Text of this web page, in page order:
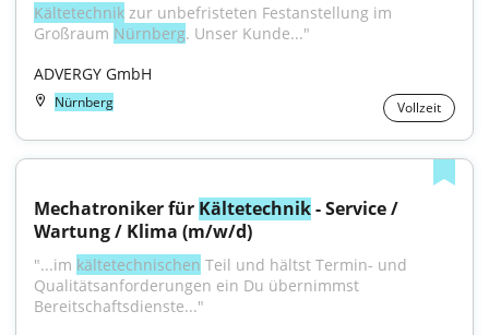
Kältetechnik zur unbefristeten Festanstellung im
Großraum Nürnberg. Unser Kunde..."
ADVERGY GmbH
Nürnberg Vollzeit
Mechatroniker für Kältetechnik - Service /
Wartung / Klima (m/w/d)
"...im kältetechnischen Teil und hältst Termin- und
Qualitätsanforderungen ein Du übernimmst
Bereitschaftsdienste..."